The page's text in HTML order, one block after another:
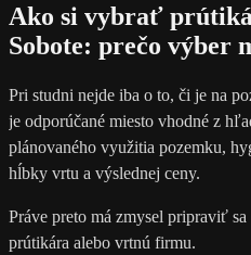
Ako si vybrať
Sobote: prečo výber
Pri studni nejde iba o to, či je na
je odporúčané miesto vhodné z
plánovaného využitia pozemku,
hĺbky vrtu a výslednej ceny.
Práve preto má zmysel pripraviť
prútikára alebo vrtnú firmu.